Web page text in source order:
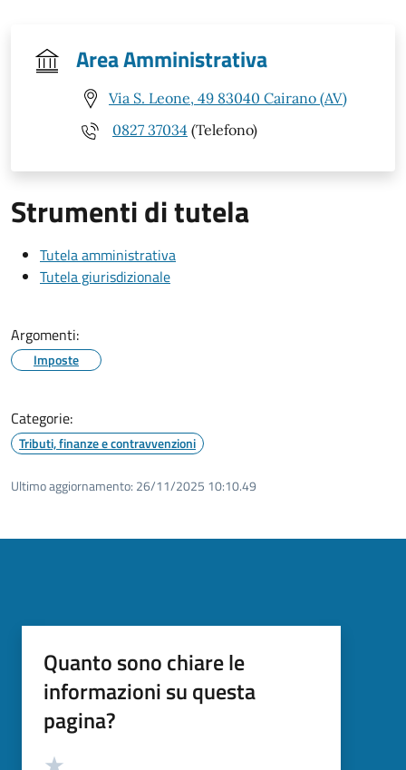
Area Amministrativa
Via S. Leone, 49 83040 Cairano (AV)
0827 37034 (Telefono)
Strumenti di tutela
Tutela amministrativa
Tutela giurisdizionale
Argomenti:
Imposte
Categorie:
Tributi, finanze e contravvenzioni
Ultimo aggiornamento: 26/11/2025 10:10.49
Quanto sono chiare le
informazioni su questa
pagina?
Valutazione